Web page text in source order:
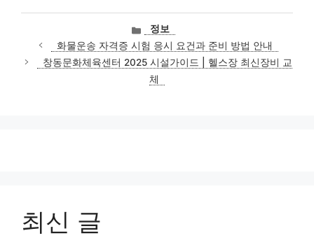
카
테
고
리
정보
화물운송 자격증 시험 응시 요건과 준비 방법 안내
창동문화체육센터 2025 시설가이드 | 헬스장 최신장비 교
체
최신 글